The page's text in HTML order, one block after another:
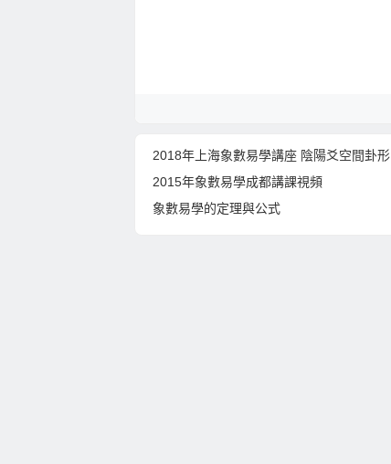
2018年上海象數易學講座 陰陽爻空間卦形
2015年象數易學成都講課視頻
象數易學的定理與公式